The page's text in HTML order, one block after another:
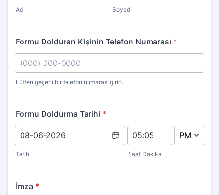
Ad Soyad
Formu Dolduran Kişinin Telefon Numarası *
Lütfen geçerli bir telefon numarası girin.
Formu Doldurma Tarihi *
Tarih Saat Dakika
İmza *